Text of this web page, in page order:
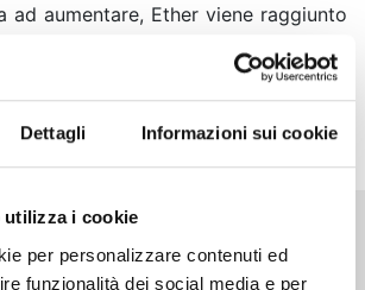
Dettagli Informazioni sui cookie
i cookie
per personalizzare contenuti ed
funzionalità dei social media e per
ad aumentare, Ether viene raggiunto
una terza fazione sconosciuta. Si
o nemici? Ha inizio un nuovo
della serie